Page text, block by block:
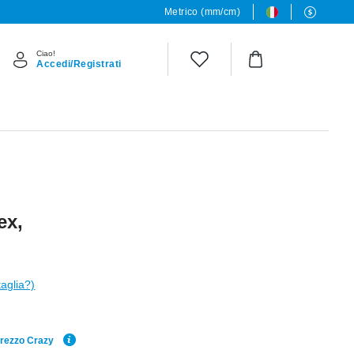
Metrico (mm/cm)
Ciao!
Accedi/Registrati
Crazy